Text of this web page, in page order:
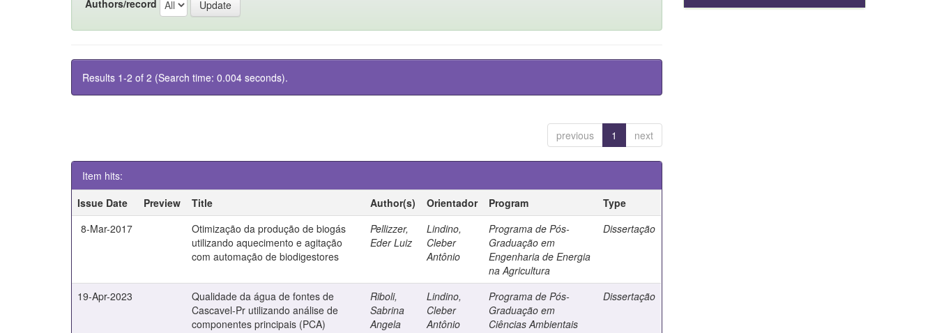
Authors/record
Results 1-2 of 2 (Search time: 0.004 seconds).
previous 1 next
Item hits:
Issue Date
Preview Title Author(s) Orientador Program
Type
8-Mar-2017
Otimização da produção de biogás
utilizando aquecimento e agitação
com automação de biodigestores
Pellizzer,
Eder Luiz
Lindino,
Cleber
Antônio
Programa de Pós-
Graduação em
Engenharia de Energia
na Agricultura
Dissertação
19-Apr-2023
Qualidade da água de fontes de
Cascavel-Pr utilizando análise de
componentes principais (PCA)
Riboli,
Sabrina
Angela
Lindino,
Cleber
Antônio
Programa de Pós-
Graduação em
Ciências Ambientais
Dissertação